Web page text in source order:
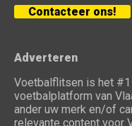
Contacteer ons!
Adverteren
Voetbalflitsen is het
voetbalplatform van
ander uw merk en/of
relevante content voor